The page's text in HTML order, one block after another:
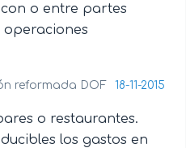
o entre partes
operaciones
reformada DOF 18-11-2015
o restaurantes.
los gastos en